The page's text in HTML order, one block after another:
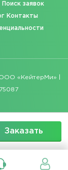
Заказать
Поиск заявок
Контакты
«КейтерМи» |